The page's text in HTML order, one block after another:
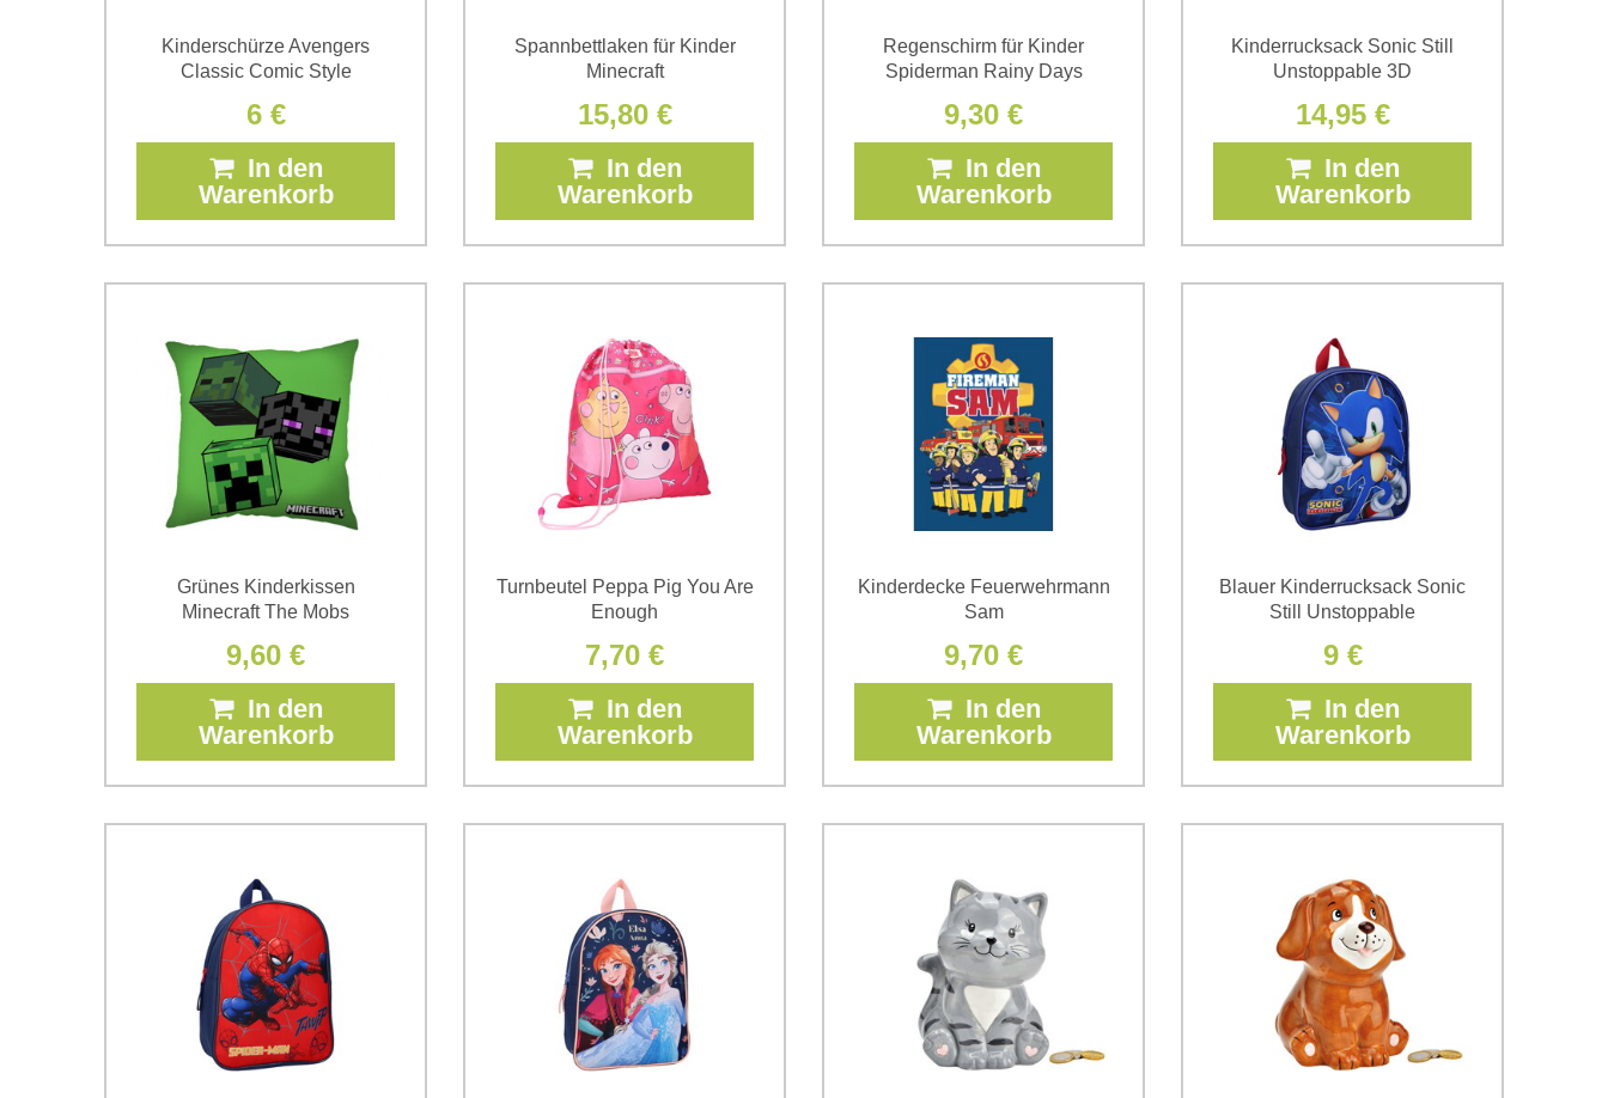
Kinderschürze Avengers
Classic Comic Style
6 €
In den
Warenkorb
Spannbettlaken für Kinder
Minecraft
15,80 €
In den
Warenkorb
Regenschirm für Kinder
Spiderman Rainy Days
9,30 €
In den
Warenkorb
Kinderrucksack Sonic Still
Unstoppable 3D
14,95 €
In den
Warenkorb
Grünes Kinderkissen
Minecraft The Mobs
9,60 €
In den
Warenkorb
Turnbeutel Peppa Pig You Are
Enough
7,70 €
In den
Warenkorb
Kinderdecke Feuerwehrmann
Sam
9,70 €
In den
Warenkorb
Blauer Kinderrucksack Sonic
Still Unstoppable
9 €
In den
Warenkorb